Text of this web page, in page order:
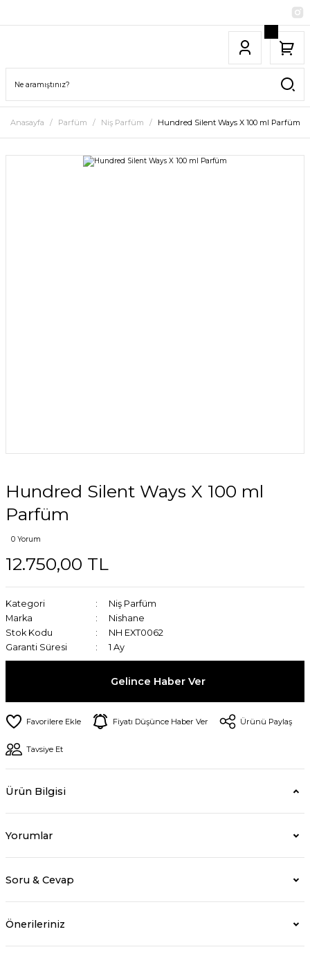
Anasayfa Parfüm Niş Parfüm Hundred Silent Ways X 100 ml Parfüm
Hundred Silent Ways X 100 ml
Parfüm
0 Yorum
12.750,00 TL
Kategori
Niş Parfüm
Marka
Nishane
Stok Kodu
NH EXT0062
Garanti Süresi
1 Ay
Gelince Haber Ver
Fiyatı Düşünce Haber Ver Ürünü Paylaş
Tavsiye Et
Ürün Bilgisi
Yorumlar
Soru & Cevap
Önerileriniz